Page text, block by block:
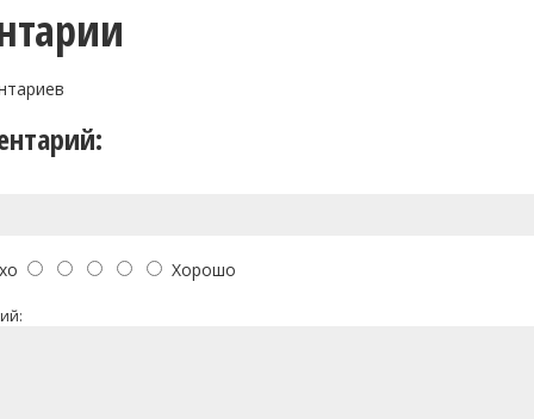
Хорошо